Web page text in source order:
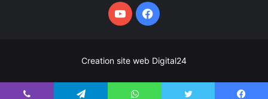
فيسبوكيوتيوب
Creation site web Digital24